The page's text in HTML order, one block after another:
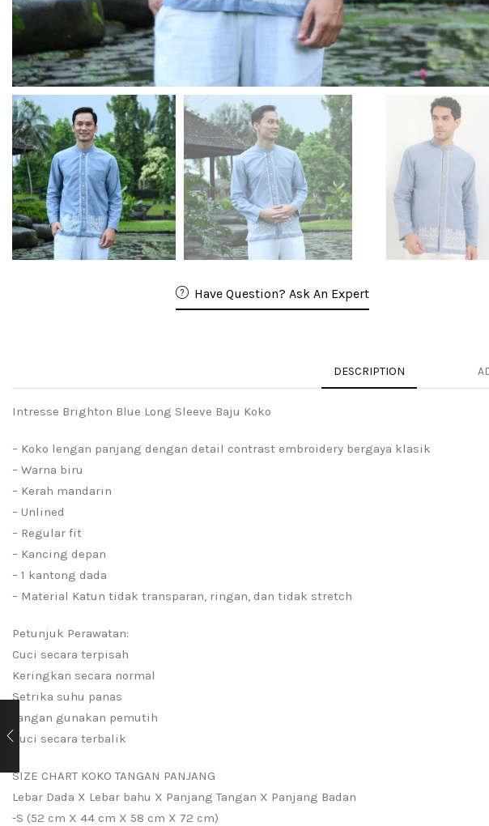
Have Question? Ask An Expert
DESCRIPTION
Intresse Brighton Blue Long Sleeve Baju Koko
– Koko lengan panjang dengan detail contrast embroidery bergaya klasik
– Warna biru
– Kerah mandarin
– Unlined
– Regular fit
– Kancing depan
– 1 kantong dada
– Material Katun tidak transparan, ringan, dan tidak stretch
Petunjuk Perawatan:
Cuci secara terpisah
Keringkan secara normal
Setrika suhu panas
Jangan gunakan pemutih
Cuci secara terbalik
SIZE CHART KOKO TANGAN PANJANG
Lebar Dada X Lebar bahu X Panjang Tangan X Panjang Badan
-S (52 cm X 44 cm X 58 cm X 72 cm)